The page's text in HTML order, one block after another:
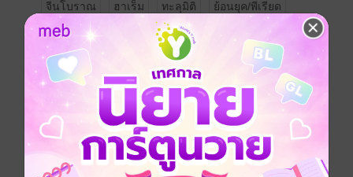
จีนโบราณ ฮาเร็ม ทะลุมิติ ย้อนยุค/พีเรียด
เกม
เมื่อฉันกลายเป็นนางร้ายตัวประกอบในเกมฮาเร็ม (
ประเภทไฟล์ pdf, epub
วันที่วางขาย 21 มิถุนายน 2568